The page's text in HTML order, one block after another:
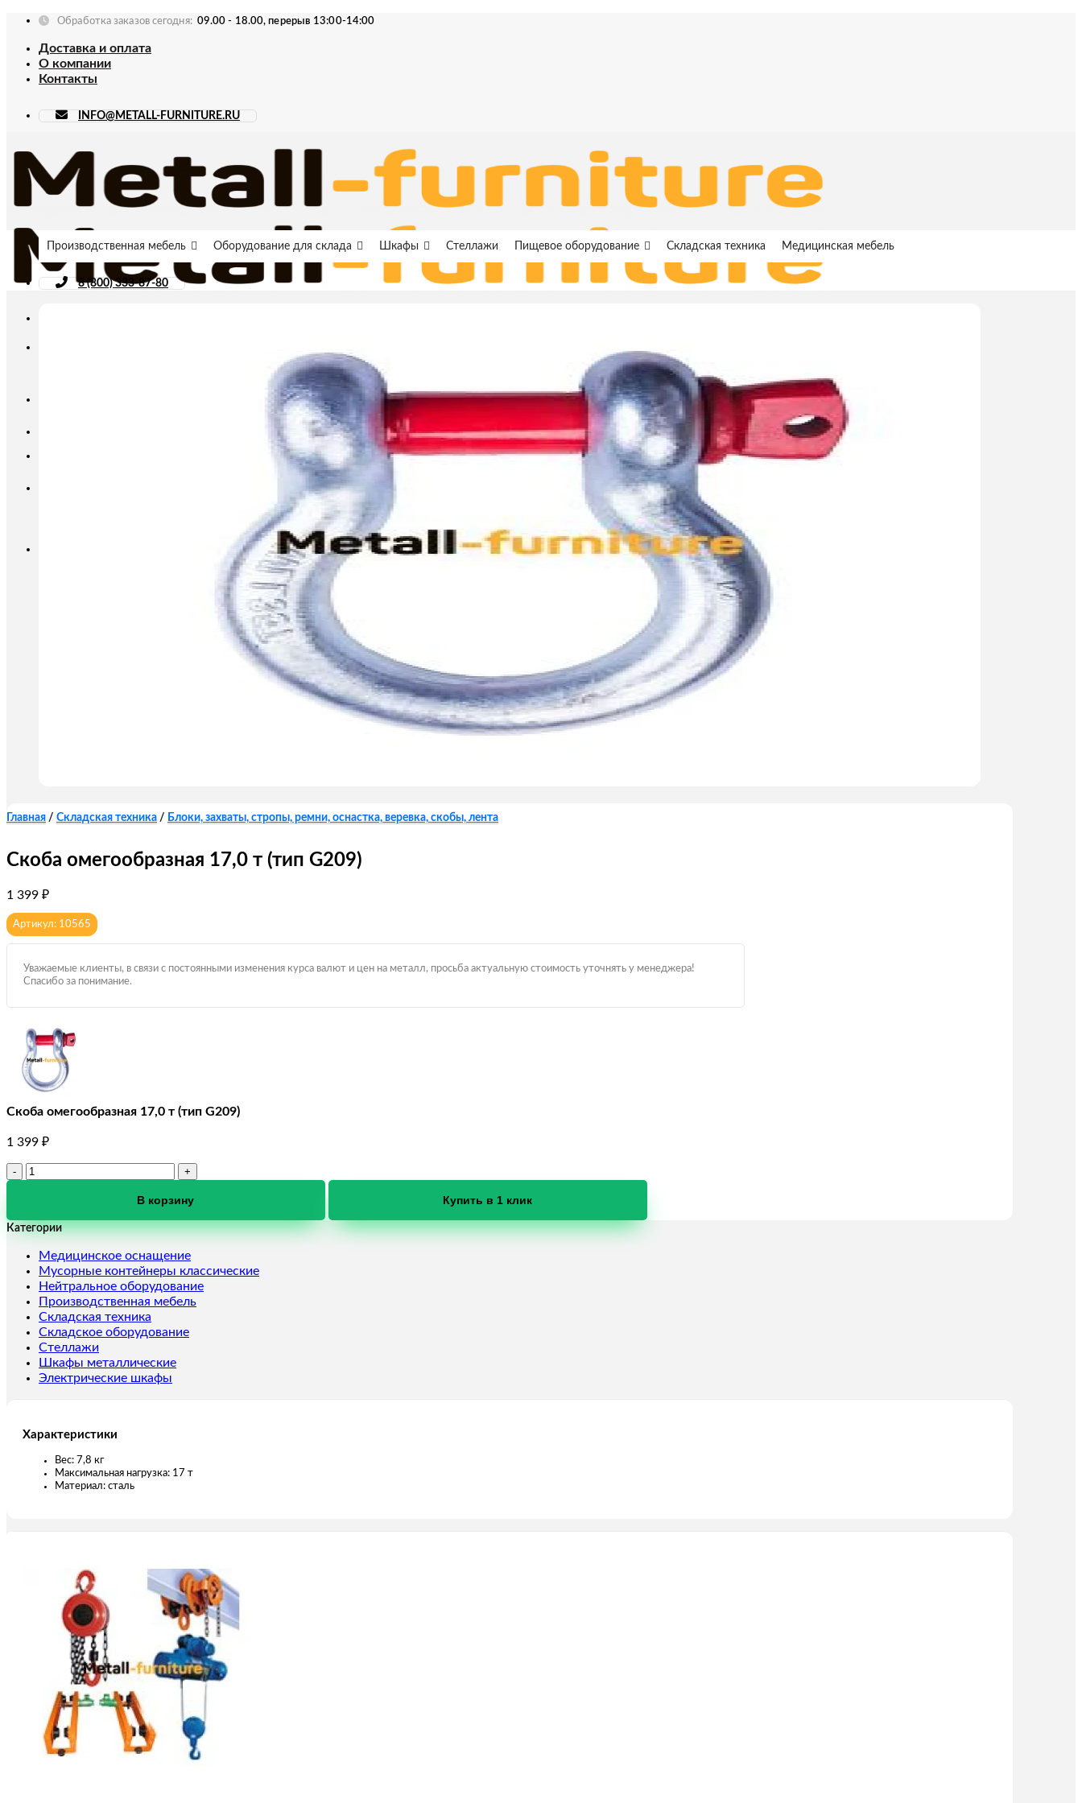
Skip
content
Обработка заказов сегодня: 09.00 - 18.00, перерыв 13:00-14:00
Доставка и оплата
О компании
Контакты
INFO@METALL-FURNITURE.RU
Производственная мебель Оборудование для склада Шкафы Стеллажи Пищевое оборудование Складская техника Медицинская мебель
8 (800) 333-87-80
Главная / Складская техника / Блоки, захваты, стропы, ремни, оснастка, веревка, скобы, лента
Скоба омегообразная 17,0 т (тип G209)
1 399 ₽
Артикул: 10565
Уважаемые клиенты, в связи с постоянными изменения курса валют и цен на металл, просьба актуальную стоимость уточнять у менеджера!
Спасибо за понимание.
Скоба омегообразная 17,0 т (тип G209)
1 399 ₽
Количество
17,0
(тип
G209)
В корзину Купить в 1 клик
Категории
Медицинское оснащение
Мусорные контейнеры классические
Нейтральное оборудование
Производственная мебель
Складская техника
Складское оборудование
Стеллажи
Шкафы металлические
Электрические шкафы
Характеристики
Вес: 7,8 кг
Максимальная нагрузка: 17 т
Материал: сталь